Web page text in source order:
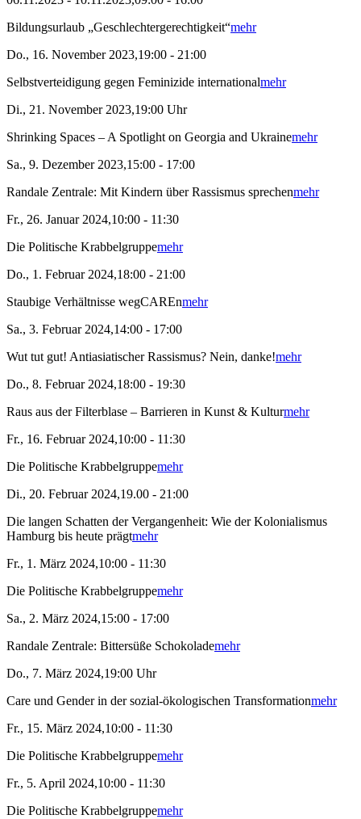
Bildungsurlaub „Geschlechtergerechtigkeit“mehr
Do., 16. November 2023,19:00 - 21:00
Selbstverteidigung gegen Feminizide internationalmehr
Di., 21. November 2023,19:00 Uhr
Shrinking Spaces – A Spotlight on Georgia and Ukrainemehr
Sa., 9. Dezember 2023,15:00 - 17:00
Randale Zentrale: Mit Kindern über Rassismus sprechenmehr
Fr., 26. Januar 2024,10:00 - 11:30
Die Politische Krabbelgruppemehr
Do., 1. Februar 2024,18:00 - 21:00
Staubige Verhältnisse wegCAREnmehr
Sa., 3. Februar 2024,14:00 - 17:00
Wut tut gut! Antiasiatischer Rassismus? Nein, danke!mehr
Do., 8. Februar 2024,18:00 - 19:30
Raus aus der Filterblase – Barrieren in Kunst & Kulturmehr
Fr., 16. Februar 2024,10:00 - 11:30
Die Politische Krabbelgruppemehr
Di., 20. Februar 2024,19.00 - 21:00
Die langen Schatten der Vergangenheit: Wie der Kolonialismus
Hamburg bis heute prägtmehr
Fr., 1. März 2024,10:00 - 11:30
Die Politische Krabbelgruppemehr
Sa., 2. März 2024,15:00 - 17:00
Randale Zentrale: Bittersüße Schokolademehr
Do., 7. März 2024,19:00 Uhr
Care und Gender in der sozial-ökologischen Transformationmehr
Fr., 15. März 2024,10:00 - 11:30
Die Politische Krabbelgruppemehr
Fr., 5. April 2024,10:00 - 11:30
Die Politische Krabbelgruppemehr